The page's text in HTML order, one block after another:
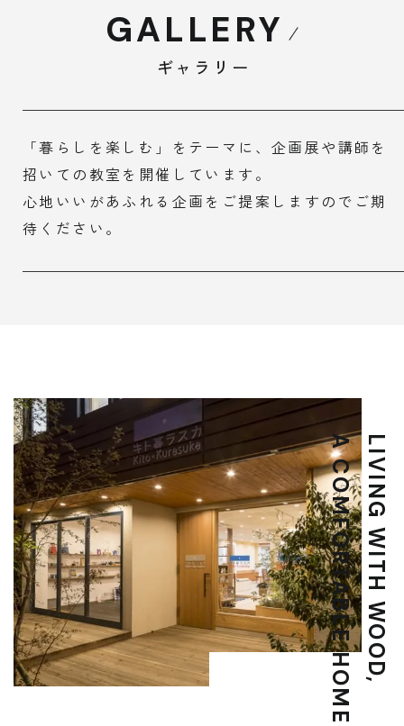
GALLERY
ギャラリー
「暮らしを楽しむ」をテーマに、企画展や講師を
招いての教室を 開催しています。
心地いいがあふれる企画をご提案しますのでご期
待ください。
LIVING WITH WOOD,
A COMFORTABLE HOME